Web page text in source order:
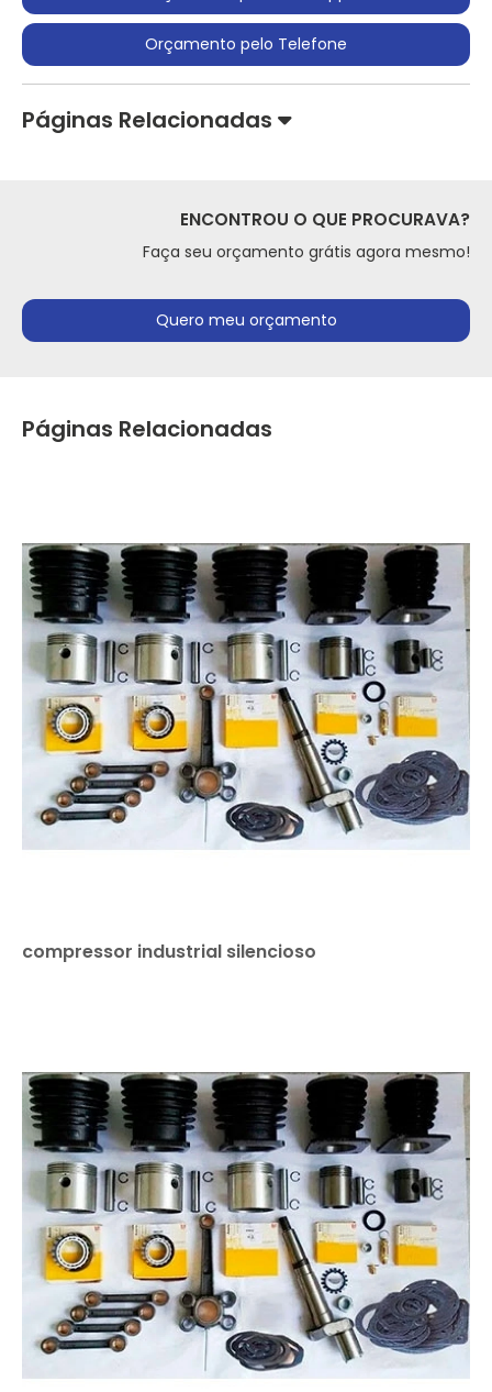
Orçamento pelo Telefone
Páginas Relacionadas
ENCONTROU O QUE PROCURAVA?
Faça seu orçamento grátis agora mesmo!
Quero meu orçamento
Páginas Relacionadas
compressor industrial silencioso